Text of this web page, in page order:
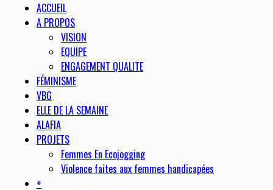
ACCUEIL
A PROPOS
VISION
EQUIPE
ENGAGEMENT QUALITE
FÉMINISME
VBG
ELLE DE LA SEMAINE
ALAFIA
PROJETS
Femmes En Ecojogging
Violence faites aux femmes handicapées
+